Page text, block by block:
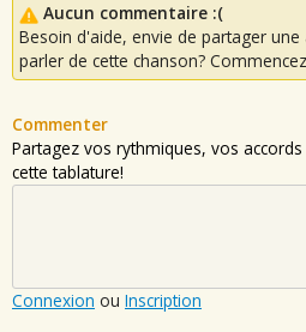
Aucun commentaire :(
Besoin d'aide, envie de partager
parler de cette chanson?
Commenter
Partagez vos rythmiques, vos
cette tablature!
Connexion ou Inscription